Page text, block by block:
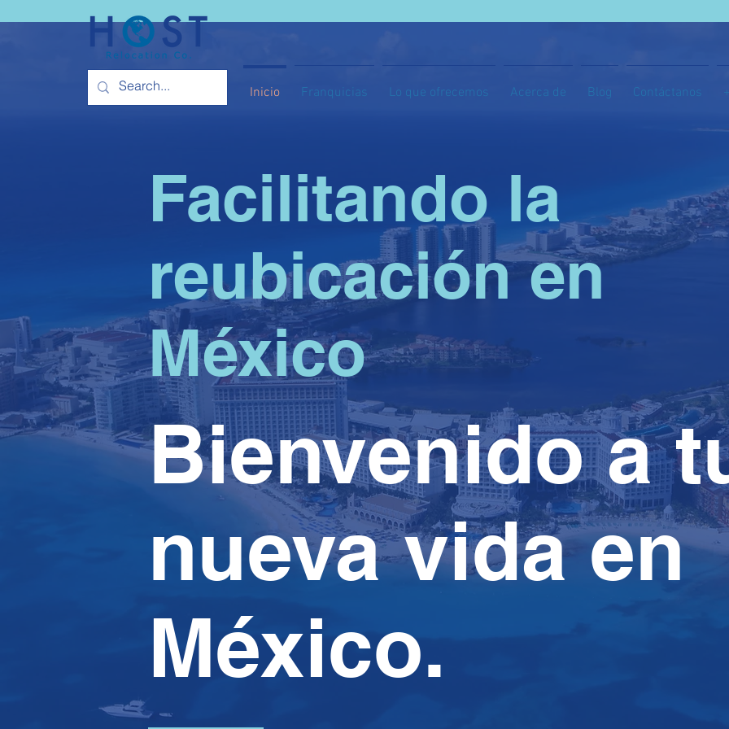
Inicio Franquicias Lo que ofrecemos Acerca de Blog Contáctanos
Facilitando la
reubicación en
México
Bienvenido a
nueva vida en
México.